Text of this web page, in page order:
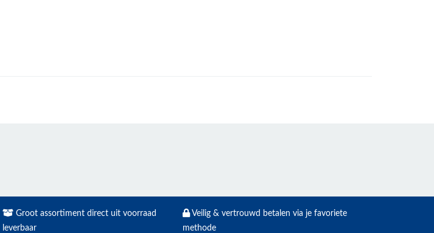
Groot assortiment direct uit voorraad
leverbaar
Veilig & vertrouwd betalen via je favoriete
methode